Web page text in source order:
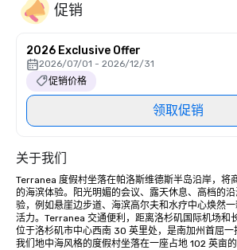
促销
2026 Exclusive Offer
2026/07/01 - 2026/12/31
促销价格
领取促销
关于我们
Terranea 度假村坐落在帕洛斯维德斯半岛沿岸，将
的海滨体验。阳光明媚的会议、露天休息、高档的
验，例如悬崖边步道、海滨高尔夫和水疗中心焕然
活力。Terranea 交通便利，距离洛杉矶国际机场和
位于洛杉矶市中心西南 30 英里处，是南加州首屈一
我们地中海风格的度假村坐落在一座占地 102 英亩